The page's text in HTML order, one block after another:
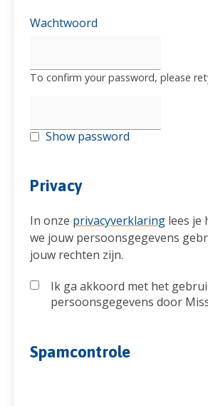
Wachtwoord
To confirm your password, please
Show password
Privacy
In onze privacyverklaring lees je
we jouw persoonsgegevens
jouw rechten zijn.
Ik ga akkoord met het
persoonsgegevens door
Spamcontrole